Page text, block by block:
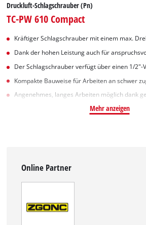
Druckluft-Schlagschrauber (Pn)
TC-PW 610 Compact
Kräftiger Schlagschrauber mit einem max.
Dank der hohen Leistung auch für
Der Schlagschrauber verfügt über einen 1/2"-
Kompakte Bauweise für Arbeiten an schwer
Angenehmes, langes Arbeiten möglich dank
Mehr anzeigen
Online Partner